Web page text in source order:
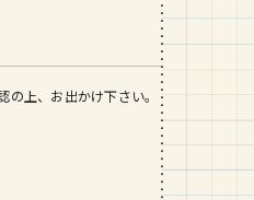
上、お出かけ下さい。